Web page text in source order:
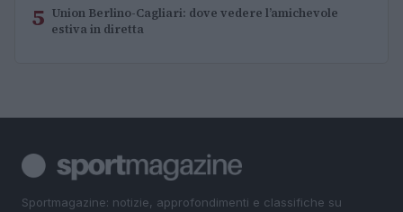
5 Union Berlino-Cagliari: dove vedere l’amichevole
estiva in diretta
Sportmagazine: notizie, approfondimenti e classifiche su